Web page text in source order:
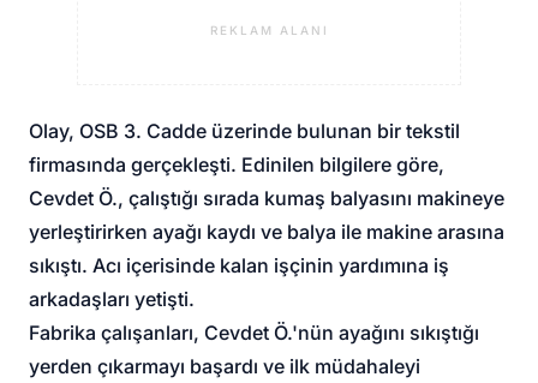
REKLAM ALANI
Olay, OSB 3. Cadde üzerinde bulunan bir tekstil
firmasında gerçekleşti. Edinilen bilgilere göre,
Cevdet Ö., çalıştığı sırada kumaş balyasını makineye
yerleştirirken ayağı kaydı ve balya ile makine arasına
sıkıştı. Acı içerisinde kalan işçinin yardımına iş
arkadaşları yetişti.
Fabrika çalışanları, Cevdet Ö.'nün ayağını sıkıştığı
yerden çıkarmayı başardı ve ilk müdahaleyi